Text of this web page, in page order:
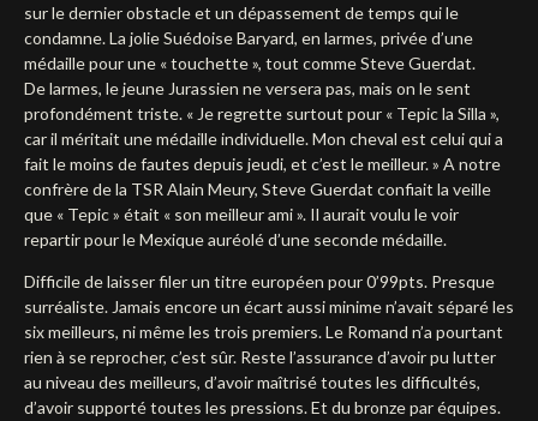
sur le dernier obstacle et un dépassement de temps qui le
condamne. La jolie Suédoise Baryard, en larmes, privée d’une
médaille pour une « touchette », tout comme Steve Guerdat.
De larmes, le jeune Jurassien ne versera pas, mais on le sent
profondément triste. « Je regrette surtout pour « Tepic la Silla »,
car il méritait une médaille individuelle. Mon cheval est celui qui a
fait le moins de fautes depuis jeudi, et c’est le meilleur. » A notre
confrère de la TSR Alain Meury, Steve Guerdat confiait la veille
que « Tepic » était « son meilleur ami ». Il aurait voulu le voir
repartir pour le Mexique auréolé d’une seconde médaille.
Difficile de laisser filer un titre européen pour 0’99pts. Presque
surréaliste. Jamais encore un écart aussi minime n’avait séparé les
six meilleurs, ni même les trois premiers. Le Romand n’a pourtant
rien à se reprocher, c’est sûr. Reste l’assurance d’avoir pu lutter
au niveau des meilleurs, d’avoir maîtrisé toutes les difficultés,
d’avoir supporté toutes les pressions. Et du bronze par équipes.